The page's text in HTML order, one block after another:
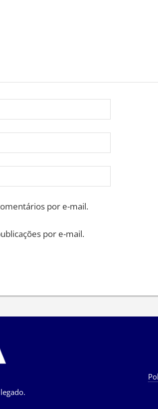
por e-mail.
por e-mail.